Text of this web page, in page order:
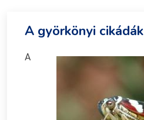
A györkönyi cikádák
A